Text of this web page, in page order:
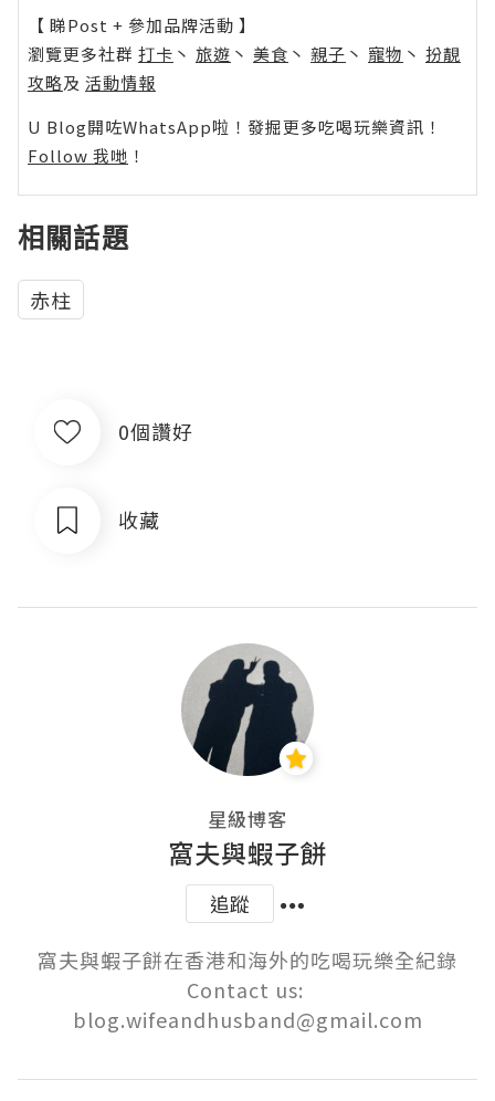
【 睇Post + 參加品牌活動 】
瀏覽更多社群 打卡 丶 旅遊 丶 美食 丶 親子 丶 寵物 丶 扮靚
攻略及 活動情報
U Blog開咗WhatsApp啦！發掘更多吃喝玩樂資訊！
Follow 我哋 ！
相關話題
赤柱
0個讚好
收藏
星級博客
窩夫與蝦子餅
追蹤
窩夫與蝦子餅在香港和海外的吃喝玩樂全紀錄
Contact us:
blog.wifeandhusband@gmail.com